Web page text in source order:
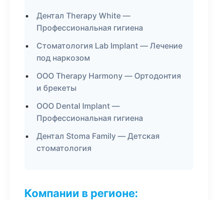
Дентал Therapy White —
Профессиональная гигиена
Стоматология Lab Implant — Лечение
под наркозом
ООО Therapy Harmony — Ортодонтия
и брекеты
ООО Dental Implant —
Профессиональная гигиена
Дентал Stoma Family — Детская
стоматология
Компании в регионе: